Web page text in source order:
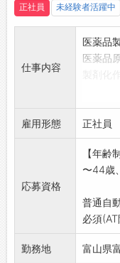
かった
また、
スキル
いつか
正社員 未経験者活躍中
仕事内容
医薬品
医薬品
2～5
る、原
わせる
生産機
程の記
「働
認定企
(変更範
雇用形態 正社員
応募資格
【年齢
〜44歳
普通自
必須
勤務地 富山県